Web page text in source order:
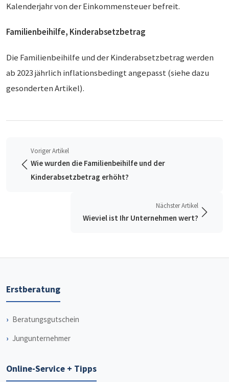
Kalenderjahr von der Einkommensteuer befreit.
Familienbeihilfe, Kinderabsetzbetrag
Die Familienbeihilfe und der Kinderabsetzbetrag werden
ab 2023 jährlich inflationsbedingt angepasst (siehe dazu
gesonderten Artikel).
Voriger Artikel
Wie wurden die Familienbeihilfe und der
Kinderabsetzbetrag erhöht?
Nächster Artikel
Wieviel ist Ihr Unternehmen wert?
Erstberatung
Beratungsgutschein
Jungunternehmer
Online-Service + Tipps